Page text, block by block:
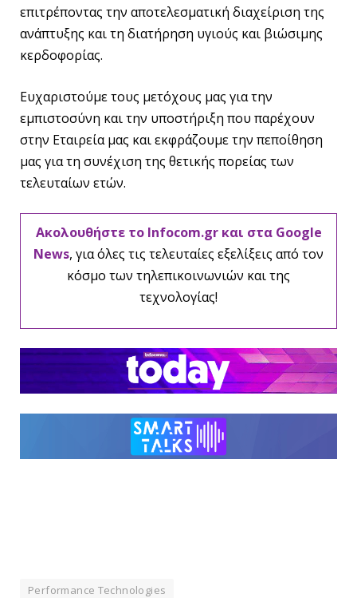
επιτρέποντας την αποτελεσματική διαχείριση της
ανάπτυξης και τη διατήρηση υγιούς και βιώσιμης
κερδοφορίας.
Ευχαριστούμε τους μετόχους μας για την
εμπιστοσύνη και την υποστήριξη που παρέχουν
στην Εταιρεία μας και εκφράζουμε την πεποίθηση
μας για τη συνέχιση της θετικής πορείας των
τελευταίων ετών.
Ακολουθήστε το Infocom.gr και στα Google
News, για όλες τις τελευταίες εξελίξεις από τον
κόσμο των τηλεπικοινωνιών και της
τεχνολογίας!
Performance Technologies